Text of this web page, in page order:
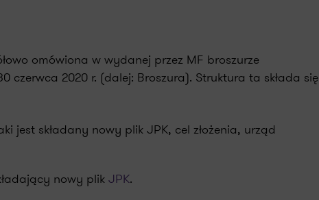
omówiona w wydanej przez MF broszurze
2020 r. (dalej: Broszura). Struktura ta składa się
jest składany nowy plik JPK, cel złożenia, urząd
nowy plikJPK.